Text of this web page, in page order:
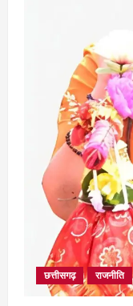
छत्तीसगढ़ राजनीति